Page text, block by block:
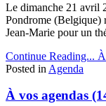
Le dimanche 21 avril
Pondrome (Belgique)
Jean-Marie pour un
Continue Reading...
Posted in Agenda
À vos agendas